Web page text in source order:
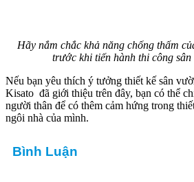
Hãy nắm chắc khả năng chống thấm
trước khi tiến hành thi công
Nếu bạn yêu thích ý tưởng thiết kế sân
Kisato đã giới thiệu trên đây, bạn có thể
người thân để có thêm cảm hứng trong
ngôi nhà của mình.
Bình Luận